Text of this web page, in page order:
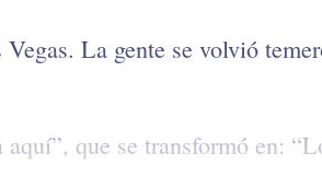
La gente se volvió
que se transformó en: